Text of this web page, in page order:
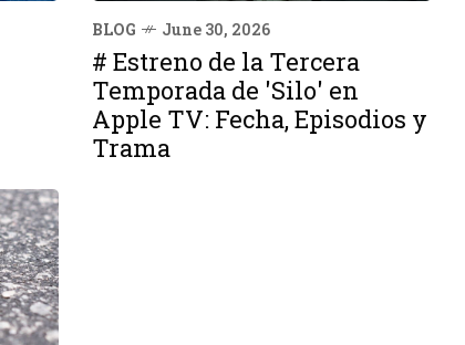
BLOG June 30, 2026
# Estreno de la Tercera
Temporada de 'Silo' en
Apple TV: Fecha, Episodios y
Trama